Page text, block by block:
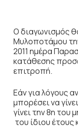
Ο διαγωνισμός
Μυλοποτάμου
2011 ημέρα
κατάθεσης
επιτροπή.
Εάν για λόγους
μπορέσει να
γίνει την 8η του
του ίδιου έτους